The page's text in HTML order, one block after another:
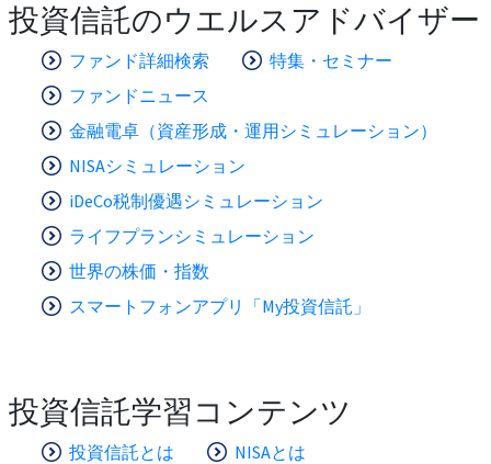
投資信託のウエルスアドバイザー
ファンド詳細検索
特集・セミナー
ファンドニュース
金融電卓（資産形成・運用シミュレーション）
NISAシミュレーション
iDeCo税制優遇シミュレーション
ライフプランシミュレーション
世界の株価・指数
スマートフォンアプリ「My投資信託」
投資信託学習コンテンツ
投資信託とは NISAとは